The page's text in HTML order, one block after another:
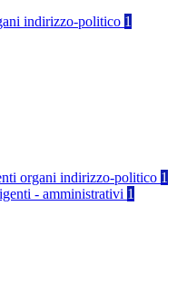
indirizzo-politico 1
organi indirizzo-politico 1
- amministrativi 1